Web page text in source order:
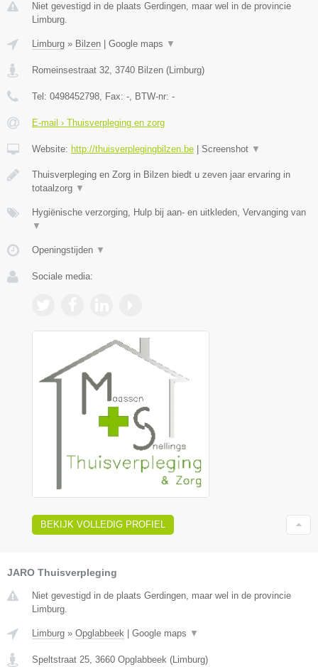
Niet gevestigd in de plaats Gerdingen, maar wel in de provincie
Limburg.
Limburg » Bilzen Google maps ▼
Romeinsestraat 32, 3740 Bilzen (Limburg)
Tel: 0498452798, Fax: -, BTW-nr: -
E-mail › Thuisverpleging en zorg
Website: http://thuisverplegingbilzen.be Screenshot ▼
Thuisverpleging en Zorg in Bilzen biedt u zeven jaar ervaring in
totaalzorg ▼
Hygiënische verzorging, Hulp bij aan- en uitkleden, Vervanging van
▼
Openingstijden ▼
Sociale media:
BEKIJK VOLLEDIG PROFIEL
JARO Thuisverpleging
Niet gevestigd in de plaats Gerdingen, maar wel in de provincie
Limburg.
Limburg » Opglabbeek Google maps ▼
Speltstraat 25, 3660 Opglabbeek (Limburg)